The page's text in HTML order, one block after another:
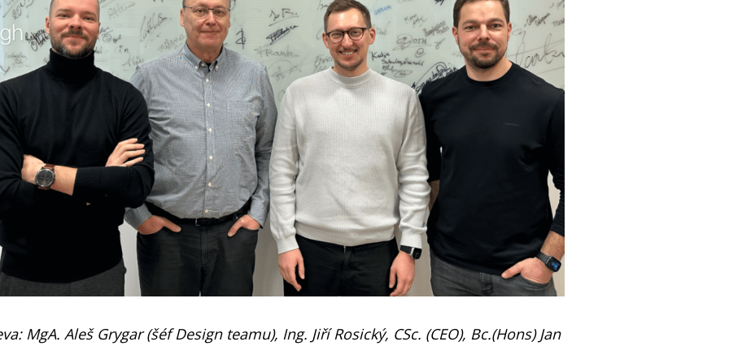
MgA. Aleš Grygar (šéf Design teamu), Ing. Jiří Rosický, CSc. (CEO), Bc.(Hons) Jan